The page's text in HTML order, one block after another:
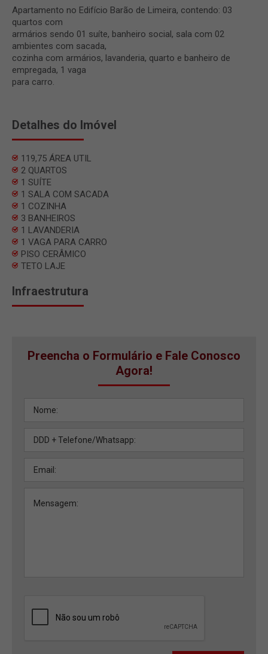
Apartamento no Edifício Barão de Limeira, contendo: 03
quartos com
armários sendo 01 suíte, banheiro social, sala com 02
ambientes com sacada,
cozinha com armários, lavanderia, quarto e banheiro de
empregada, 1 vaga
para carro.
Detalhes do Imóvel
119,75 ÁREA UTIL
2 QUARTOS
1 SUÍTE
1 SALA COM SACADA
1 COZINHA
3 BANHEIROS
1 LAVANDERIA
1 VAGA PARA CARRO
PISO CERÂMICO
TETO LAJE
Infraestrutura
Preencha o Formulário e Fale Conosco
Agora!